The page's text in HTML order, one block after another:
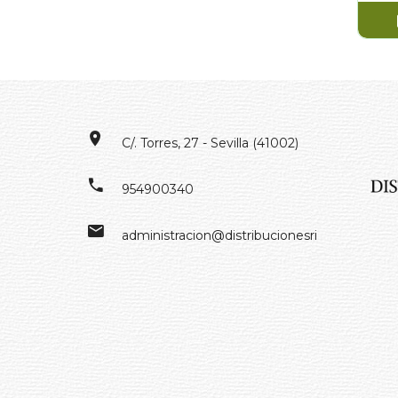
C/. Torres, 27 - Sevilla (41002)
954900340
administracion@distribucionesrivero.es